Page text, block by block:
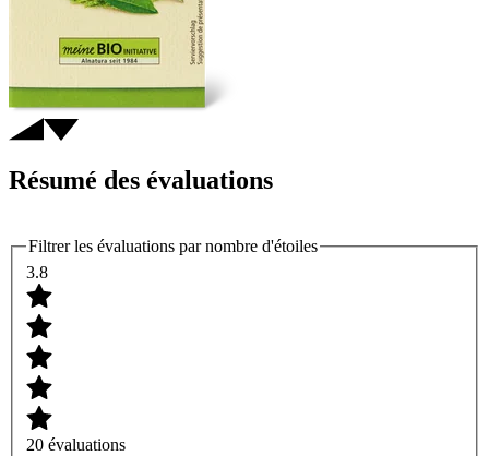
Résumé des évaluations
Filtrer les évaluations par nombre d'étoiles
3.8
20 évaluations